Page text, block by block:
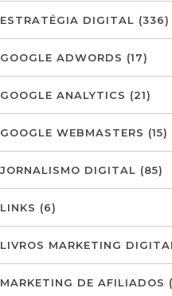
ESTRATÉGIA DIGITAL (336)
GOOGLE ADWORDS (17)
GOOGLE ANALYTICS (21)
GOOGLE WEBMASTERS (15)
JORNALISMO DIGITAL (85)
LINKS (6)
LIVROS MARKETING
MARKETING DE AFILIADOS